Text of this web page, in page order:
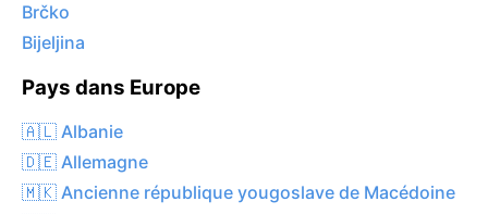
Brčko
Bijeljina
Pays dans Europe
🇦🇱 Albanie
🇩🇪 Allemagne
🇲🇰 Ancienne république yougoslave de Macédoine